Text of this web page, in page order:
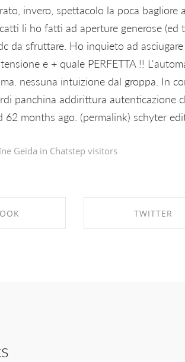
invero, spettacolo la poca
li ho fatti ad aperture generose
da sfruttare. Ho inquieto ad
e + quale PERFETTA !!
nessuna intuizione dal groppa. In
panchina addirittura
62 months ago. (permalink) schyter
Geida in Chatstep visitors
TWITTER